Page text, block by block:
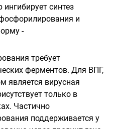
синтез
и
-
требует
ферментов. Для ВПГ,
является вирусная
только в
Частично
поддерживается у